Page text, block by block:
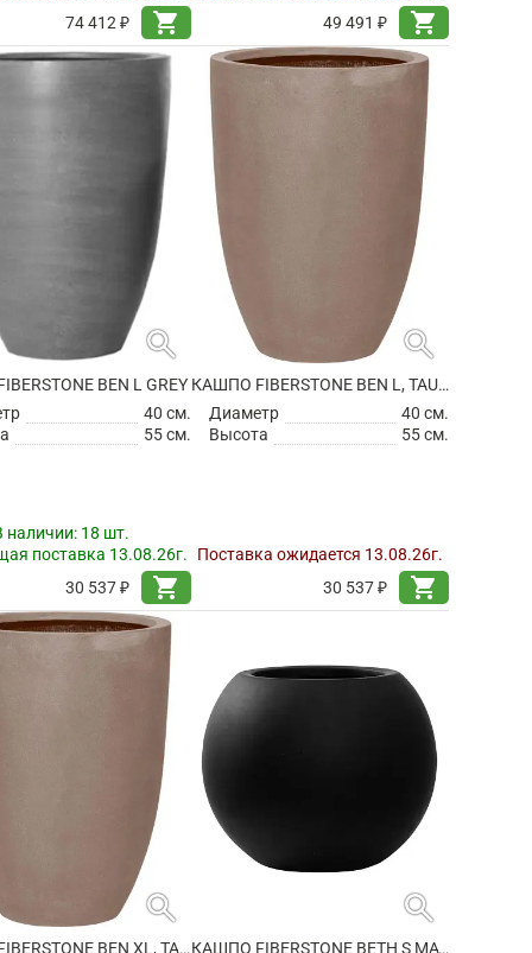
74 412 ₽
shopping_cart
49 491 ₽
shopping_cart
search
BEN L GREY
40 см.
55 см.
наличии: 18 шт.
поставка 13.08.26г.
30 537 ₽
shopping_cart
search
КАШПО FIBERSTONE BEN L, TAUPE
Диаметр
40 см.
Высота
55 см.
Поставка ожидается 13.08.26г.
30 537 ₽
shopping_cart
search
КАШПО FIBERSTONE BEN XL, TAUPE
search
КАШПО FIBERSTONE BETH S MATT BLACK